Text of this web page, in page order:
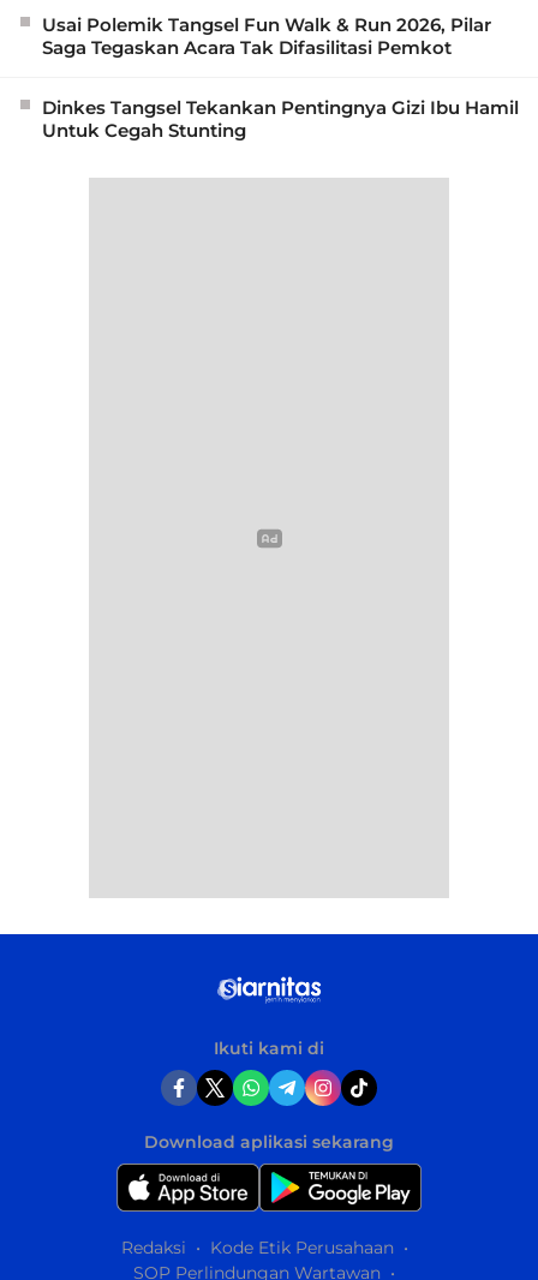
Usai Polemik Tangsel Fun Walk & Run 2026, Pilar
Saga Tegaskan Acara Tak Difasilitasi Pemkot
Dinkes Tangsel Tekankan Pentingnya Gizi Ibu Hamil
Untuk Cegah Stunting
Ikuti kami di
Download aplikasi sekarang
Redaksi
Kode Etik Perusahaan
SOP Perlindungan Wartawan